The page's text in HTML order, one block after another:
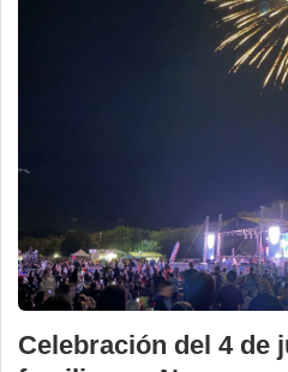
Celebración del 4 de